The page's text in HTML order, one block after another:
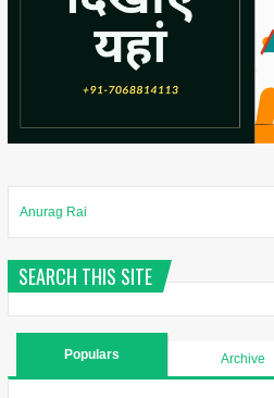
Anurag Rai
SEARCH THIS SITE
Populars Archive